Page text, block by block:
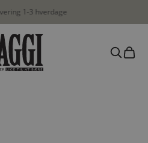
1-3 hverdage
Søg